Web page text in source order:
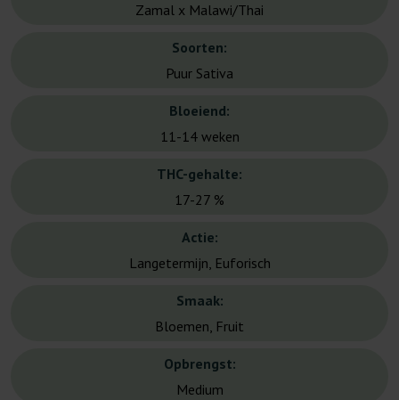
Zamal x Malawi/Thai
Soorten:
Puur Sativa
Bloeiend:
11-14 weken
THC-gehalte:
17-27 %
Actie:
Langetermijn, Euforisch
Smaak:
Bloemen, Fruit
Opbrengst:
Medium